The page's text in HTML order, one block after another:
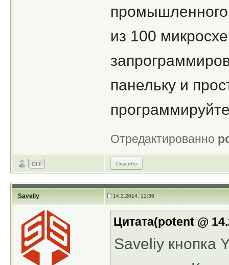
промышленного
из 100
панельку и
Отредактированно
Спасибо
Saveliy 14.2.2014, 11:35
Цитата(potent @
Saveliy кнопка